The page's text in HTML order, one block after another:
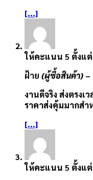
[...]
ให้คะแนน 5 ตั้งแ
ฝ้าย (ผู้ซื้อสินค้า) –
งานดีจริง ส่งตรง
ราคาส่งคุ้มมากสำ
[...]
ให้คะแนน 5 ตั้งแ